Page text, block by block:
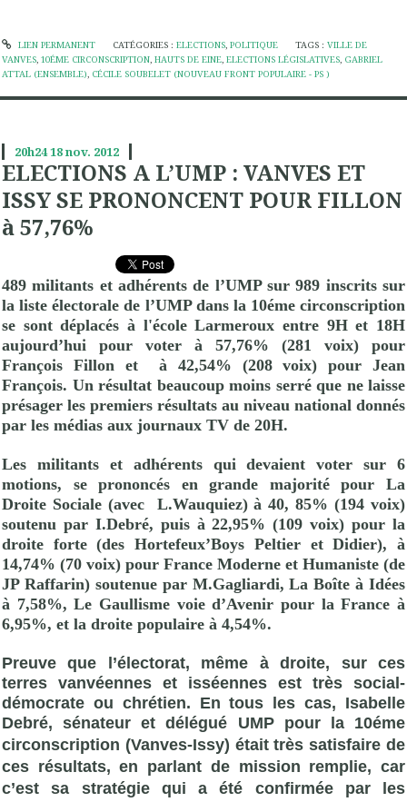
LIEN PERMANENT CATÉGORIES : ELECTIONS, POLITIQUE TAGS :VILLE DE
VANVES 10ÉME CIRCONSCRIPTION HAUTS DE EINE ELECTIONS LÉGISLATIVES GABRIEL
ATTAL (ENSEMBLE) CÉCILE SOUBELET (NOUVEAU FRONT POPULAIRE - PS )
20h2418nov. 2012
ELECTIONS A L’UMP : VANVES ET
ISSY SE PRONONCENT POUR FILLON
à 57,76%
489 militants et adhérents de l’UMPsur 989 inscrits sur
la liste électorale de l’UMPdans la 10éme circonscription
se sont déplacés à l'école Larmeroux entre 9H et 18H
aujourd’hui pour voter à 57,76% (281 voix) pour
François Fillon et
à 42,54% (208 voix) pour Jean
François. Un résultat beaucoup moins serré que ne laisse
présager les premiers résultats au niveau national donnés
par les médias aux journaux TV de 20H.
Les militants et adhérents qui devaient voter sur 6
motions, se prononcés en grande majorité pour La
Droite Sociale (avec
L.Wauquiez) à 40, 85% (194 voix)
soutenu par I.Debré, puis à 22,95% (109 voix) pour la
droite forte (des Hortefeux’Boys Peltier et Didier), à
14,74% (70 voix) pour France Moderne et Humaniste (de
JP Raffarin) soutenue par M.Gagliardi, La Boîte à Idées
à 7,58%, Le Gaullisme voie d’Avenir pour la France à
6,95%, et la droite populaire à 4,54%.
Preuve que l’électorat, même à droite, sur ces
terres vanvéennes et isséennes est très social-
démocrate ou chrétien. En tous les cas, Isabelle
Debré, sénateur et délégué UMPpour la 10éme
circonscription (Vanves-Issy) était très satisfaire de
ces résultats, en parlant de mission remplie, car
c’est sa stratégie qui a été confirmée par les